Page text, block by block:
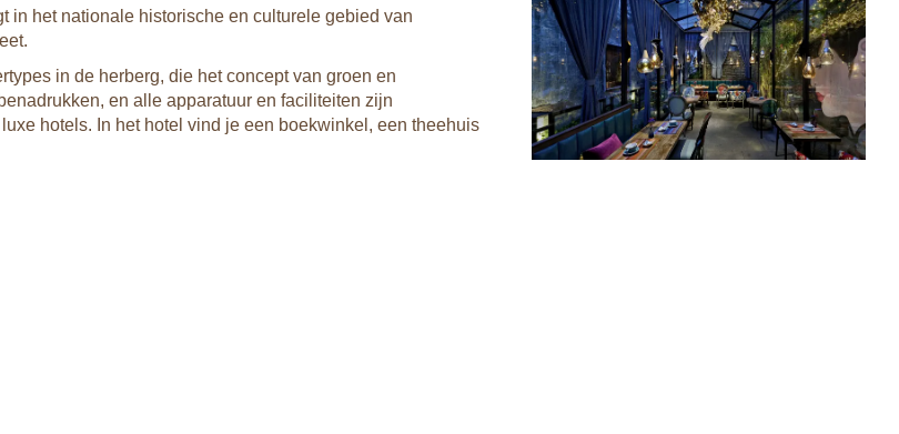
in het nationale historische en culturele gebied van
in de herberg, die het concept van groen en
en alle apparatuur en faciliteiten zijn
hotels. In het hotel vind je een boekwinkel, een theehuis